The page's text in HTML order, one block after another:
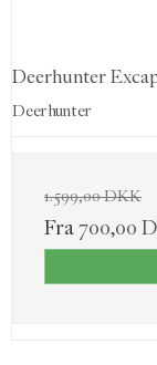
Deerhunter
Deerhunter
1.599,00 DKK
Fra700,00